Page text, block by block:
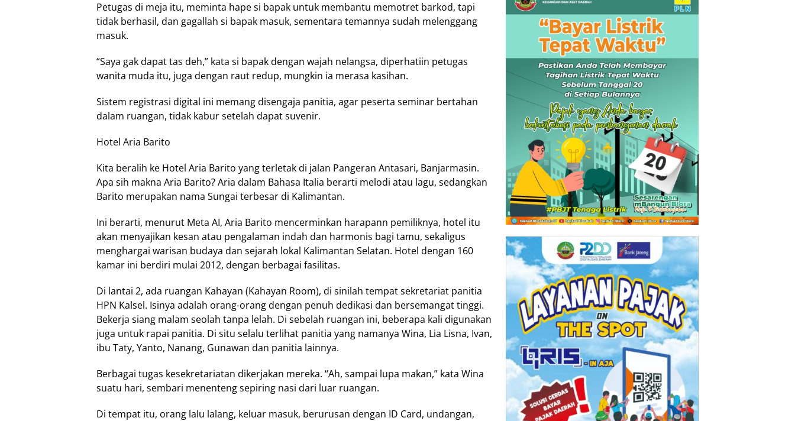
Petugas di meja itu, meminta hape si bapak untuk membantu memotret barkod, tapi
tidak berhasil, dan gagallah si bapak masuk, sementara temannya sudah melenggang
masuk.
“Saya gak dapat tas deh,” kata si bapak dengan wajah nelangsa, diperhatiin petugas
wanita muda itu, juga dengan raut redup, mungkin ia merasa kasihan.
Sistem registrasi digital ini memang disengaja panitia, agar peserta seminar bertahan
dalam ruangan, tidak kabur setelah dapat suvenir.
Hotel Aria Barito
Kita beralih ke Hotel Aria Barito yang terletak di jalan Pangeran Antasari, Banjarmasin.
Apa sih makna Aria Barito? Aria dalam Bahasa Italia berarti melodi atau lagu, sedangkan
Barito merupakan nama Sungai terbesar di Kalimantan.
Ini berarti, menurut Meta AI, Aria Barito mencerminkan harapann pemiliknya, hotel itu
akan menyajikan kesan atau pengalaman indah dan harmonis bagi tamu, sekaligus
menghargai warisan budaya dan sejarah lokal Kalimantan Selatan. Hotel dengan 160
kamar ini berdiri mulai 2012, dengan berbagai fasilitas.
Di lantai 2, ada ruangan Kahayan (Kahayan Room), di sinilah tempat sekretariat panitia
HPN Kalsel. Isinya adalah orang-orang dengan penuh dedikasi dan bersemangat tinggi.
Bekerja siang malam seolah tanpa lelah. Di sebelah ruangan ini, beberapa kali digunakan
juga untuk rapai panitia. Di situ selalu terlihat panitia yang namanya Wina, Lia Lisna, Ivan,
ibu Taty, Yanto, Nanang, Gunawan dan panitia lainnya.
Berbagai tugas kesekretariatan dikerjakan mereka. “Ah, sampai lupa makan,” kata Wina
suatu hari, sembari menenteng sepiring nasi dari luar ruangan.
Di tempat itu, orang lalu lalang, keluar masuk, berurusan dengan ID Card, undangan,